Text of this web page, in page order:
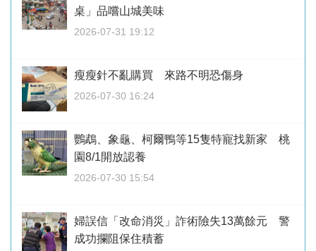
桌」品嚐山城美味
2026-07-31 19:12
瘦瘦針不亂購買 來路不明恐傷身
2026-07-30 16:24
鸚鵡、象龜、柯爾鴨等15隻特寵找新家 桃
園8/1開放認養
2026-07-30 15:54
婦誤信「改命消災」詐術險失13萬餘元 警
成功攔阻保住積蓄